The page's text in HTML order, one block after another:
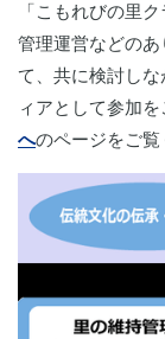
「こもれびの里
管理運営などの
て、共に検討し
ィアとして参加を
へのページをご覧